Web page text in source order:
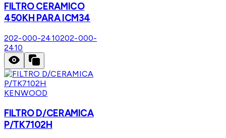
FILTRO CERAMICO
450KH PARA ICM34
202-000-2410202-000-
2410
KENWOOD
FILTRO D/CERAMICA
P/TK7102H